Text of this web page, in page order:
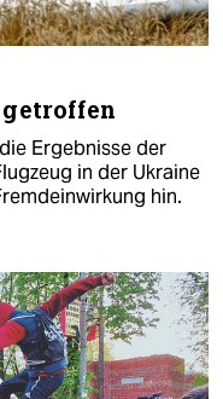
getroffen
Ergebnisse der
in der Ukraine
hin.